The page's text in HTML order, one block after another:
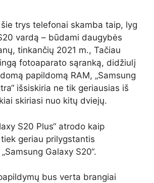
trys telefonai skamba taip, lyg
vardą – būdami daugybės
tinkančių 2021 m., Tačiau
fotoaparato sąranką, didžiulį
papildomą RAM, „Samsung
išsiskiria ne tik geriausias iš
skiriasi nuo kitų dviejų.
S20 Plus“ atrodo kaip
geriau prilygstantis
Galaxy S20“.
bus verta brangiai